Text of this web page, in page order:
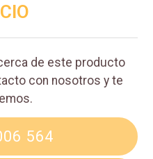
de este producto
con nosotros y te
564